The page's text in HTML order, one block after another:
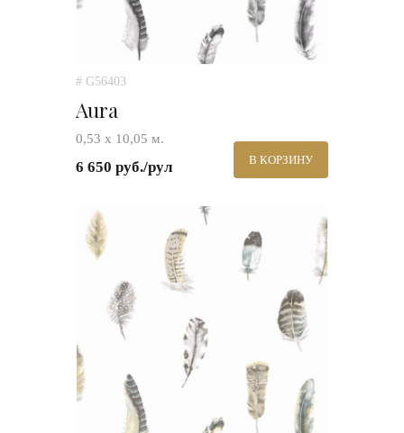
# G56403
Aura
0,53 х 10,05 м.
6 650 руб./рул В КОРЗИНУ